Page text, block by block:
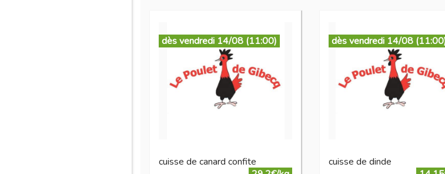
dès vendredi 14/08 (11:00)
cuisse de canard confite
dès vendredi 14/08
cuisse de dinde